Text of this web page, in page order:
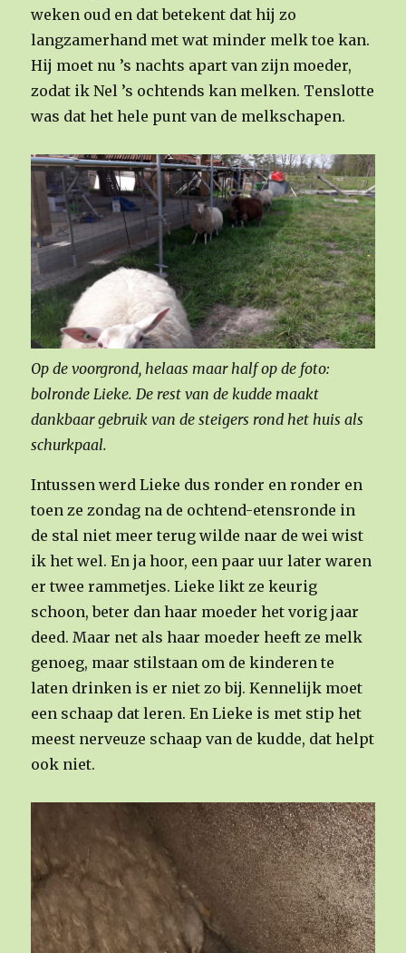
weken oud en dat betekent dat hij zo
langzamerhand met wat minder melk toe kan.
Hij moet nu ’s nachts apart van zijn moeder,
zodat ik Nel ’s ochtends kan melken. Tenslotte
was dat het hele punt van de melkschapen.
Op de voorgrond, helaas maar half op de foto:
bolronde Lieke. De rest van de kudde maakt
dankbaar gebruik van de steigers rond het huis als
schurkpaal.
Intussen werd Lieke dus ronder en ronder en
toen ze zondag na de ochtend-etensronde in
de stal niet meer terug wilde naar de wei wist
ik het wel. En ja hoor, een paar uur later waren
er twee rammetjes. Lieke likt ze keurig
schoon, beter dan haar moeder het vorig jaar
deed. Maar net als haar moeder heeft ze melk
genoeg, maar stilstaan om de kinderen te
laten drinken is er niet zo bij. Kennelijk moet
een schaap dat leren. En Lieke is met stip het
meest nerveuze schaap van de kudde, dat helpt
ook niet.